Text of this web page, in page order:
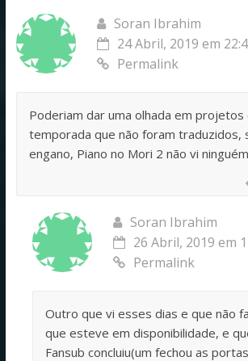
Soran Ibrahim
24 Abril, 2019 em
Permalink
Poderiam dar uma olhada em projetos
temporada que não foram traduzidos,
engano, Piano no Mori 2 não vi
Soran Ibrahim
26 Abril, 2019 em
Permalink
Outro que vi esses dias e que não
que esteve em disponibilidade, e
Fansub concluiu(um fechou as